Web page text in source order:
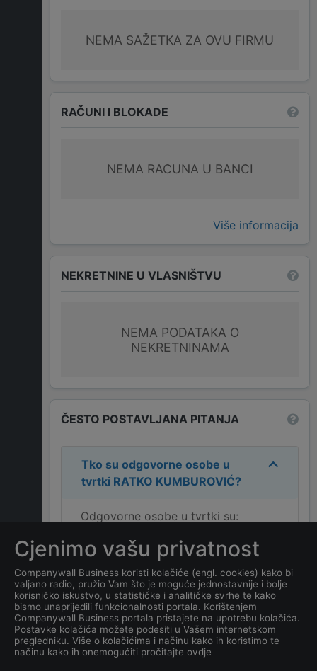
NEMA SAŽETKA ZA OVU FIRMU
RAČUNI I BLOKADE
NEMA RACUNA U BANCI
Više informacija
NEKRETNINE U VLASNIŠTVU
NEMA PODATAKA O
NEKRETNINAMA
ČESTO POSTAVLJANA PITANJA
Tko su odgovorne osobe u
tvrtki RATKO KUMBUROVIĆ?
Odgovorne osobe u tvrtki su:
Koja je adresa tvrtkeRATKO
KUMBUROVIĆ?
Koji je datum osnivanja
tvrtkeRATKO
KUMBUROVIĆ?
Cjenimo vašu privatnost
Companywall Business koristi kolačiće (engl. cookies) kako bi
valjano radio, pružio Vam što je moguće jednostavnije i bolje
korisničko iskustvo, u statističke i analitičke svrhe te kako
bismo unaprijedili funkcionalnosti portala. Korištenjem
Companywall Business portala pristajete na upotrebu kolačića.
Postavke kolačića možete podesiti u Vašem internetskom
pregledniku. Više o kolačićima i načinu kako ih koristimo te
načinu kako ih onemogućiti pročitajte ovdje